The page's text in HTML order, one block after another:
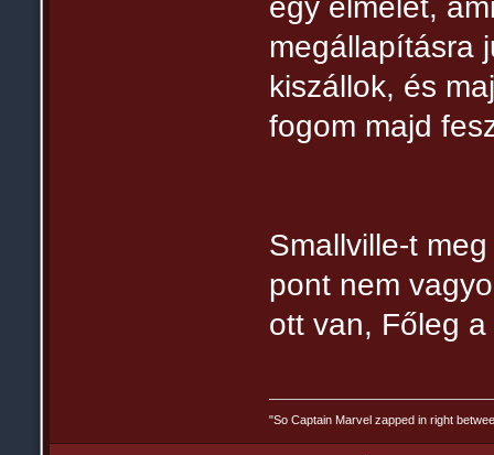
egy elmélet,
megállapításra
kiszállok, és
fogom majd
Smallville-t
pont nem
ott van, Főleg
"So Captain Marvel zapped in right